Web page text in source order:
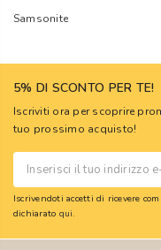
Samsonite
5% DI SCONTO PER TE!
Iscriviti ora per scoprire
tuo prossimo acquisto!
Iscrivendoti accetti di ricevere
dichiarato qui.